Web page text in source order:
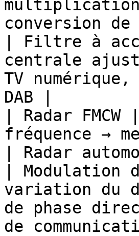
multiplication
conversion
| Filtre à
centrale
TV
DAB |
| Radar
fréquence →
| Radar
| Modulation
variation du
de phase
de